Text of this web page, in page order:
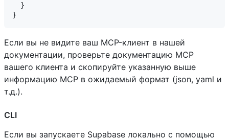
  }
Если вы не видите ваш MCP-клиент в нашей
документации, проверьте документацию MCP
вашего клиента и скопируйте указанную выше
информацию MCP в ожидаемый формат (json, yaml и
т.д.).
CLI
Если вы запускаете Supabase локально с помощью